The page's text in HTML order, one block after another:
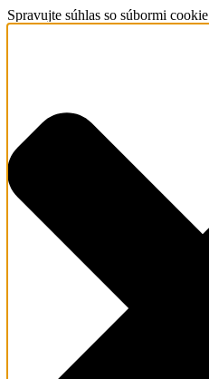
Spravujte súhlas so súbormi cookie